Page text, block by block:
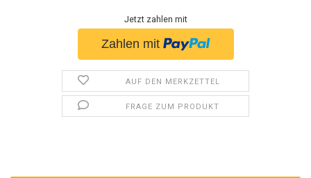
Jetzt zahlen mit
AUF DEN MERKZETTEL
FRAGE ZUM PRODUKT